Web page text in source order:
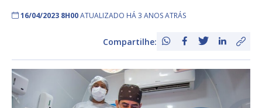
16/04/2023 8H00ATUALIZADO HÁ 3 ANOS ATRÁS
Compartilhe: